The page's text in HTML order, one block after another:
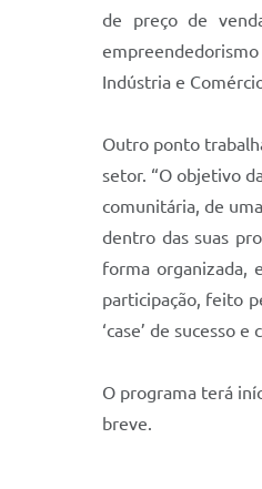
de preço de
Indústria e
Outro ponto
setor. “O objetivo
comunitária, de
dentro das suas
forma organizada,
participação, feito
‘case’ de sucesso
O programa terá in
breve.